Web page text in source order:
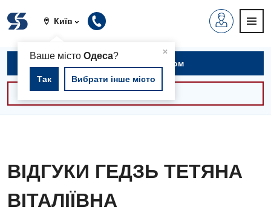
Київ
×
Ваше містоОдеса?
Так Вибрати інше місто
Записатися на прийом
Консультації -30%
ВІДГУКИ ГЕДЗЬ ТЕТЯНА
ВІТАЛІЇВНА